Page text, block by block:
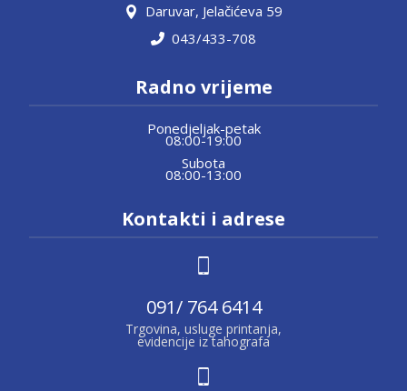
Daruvar, Jelačićeva 59
043/433-708
Radno vrijeme
Ponedjeljak-petak
08:00-19:00
Subota
08:00-13:00
Kontakti i adrese
091/ 764 6414
Trgovina, usluge printanja,
evidencije iz tahografa